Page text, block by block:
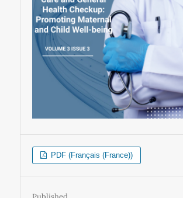
PDF (Français (France))